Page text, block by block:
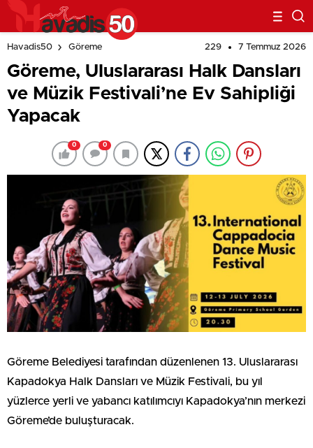
Havadis50 Göreme 229 7 Temmuz 2026
Göreme, Uluslararası Halk Dansları
ve Müzik Festivali’ne Ev Sahipliği
Yapacak
0 0
Göreme Belediyesi tarafından düzenlenen 13. Uluslararası
Kapadokya Halk Dansları ve Müzik Festivali, bu yıl
yüzlerce yerli ve yabancı katılımcıyı Kapadokya’nın merkezi
Göreme’de buluşturacak.